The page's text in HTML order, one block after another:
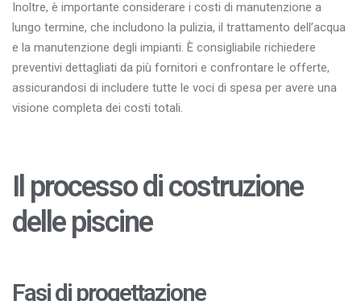
Inoltre, è importante considerare i costi di manutenzione a
lungo termine, che includono la pulizia, il trattamento dell’acqua
e la manutenzione degli impianti. È consigliabile richiedere
preventivi dettagliati da più fornitori e confrontare le offerte,
assicurandosi di includere tutte le voci di spesa per avere una
visione completa dei costi totali.
Il processo di costruzione
delle piscine
Fasi di progettazione